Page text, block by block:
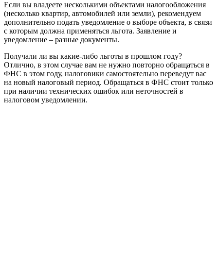
Если вы владеете несколькими объектами налогообложения
(несколько квартир, автомобилей или земли), рекомендуем
дополнительно подать уведомление о выборе объекта, в связи
с которым должна применяться льгота. Заявление и
уведомление – разные документы.
Получали ли вы какие-либо льготы в прошлом году?
Отлично, в этом случае вам не нужно повторно обращаться в
ФНС в этом году, налоговики самостоятельно переведут вас
на новый налоговый период. Обращаться в ФНС стоит только
при наличии технических ошибок или неточностей в
налоговом уведомлении.